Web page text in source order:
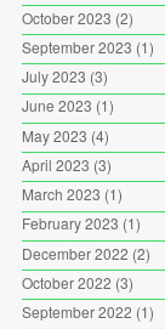
October 2023 (2)
September 2023 (1)
July 2023 (3)
June 2023 (1)
May 2023 (4)
April 2023 (3)
March 2023 (1)
February 2023 (1)
December 2022 (2)
October 2022 (3)
September 2022 (1)